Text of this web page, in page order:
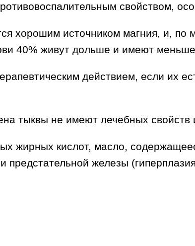
свойством,
хорошим источником магния, и,
40% живут дольше и имеют
действием, если их
тыквы не имеют лечебных свойств
жирных кислот, масло,
предстательной железы